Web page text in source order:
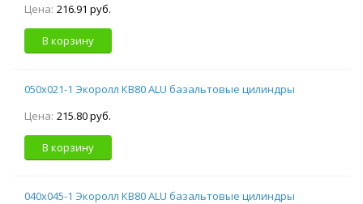
Цена: 216.91 руб.
В корзину
050х021-1 Экоролл КВ80 ALU базальтовые цилиндры
Цена: 215.80 руб.
В корзину
040х045-1 Экоролл КВ80 ALU базальтовые цилиндры